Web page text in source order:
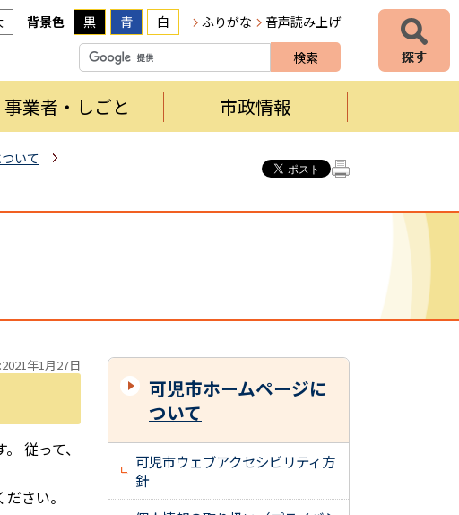
背景色 黒 青 白 ふりがな 音声読み上げ
事業者・しごと 市政情報
いて
年1月27日
従って、
さい。
可児市ホームページに
ついて
可児市ウェブアクセシビリティ方
針